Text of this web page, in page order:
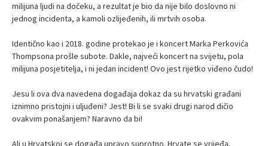
milijuna ljudi na dočeku, a rezultat je bio da nije bilo doslovno ni
jednog incidenta, a kamoli ozlijeđenih, ili mrtvih osoba.
Identično kao i 2018. godine protekao je i koncert Marka Perkovića
Thompsona prošle subote. Dakle, najveći koncert na svijetu, pola
milijuna posjetitelja, i ni jedan incident! Ovo jest rijetko viđeno čudo!
Jesu li ova dva navedena događaja dokaz da su hrvatski građani
iznimno pristojni i uljuđeni? Jest! Bi li se svaki drugi narod dičio
ovakvim ponašanjem? Naravno da bi!
Ali u Hrvatskoj se događa upravo suprotno. Hrvate se vrijeđa,